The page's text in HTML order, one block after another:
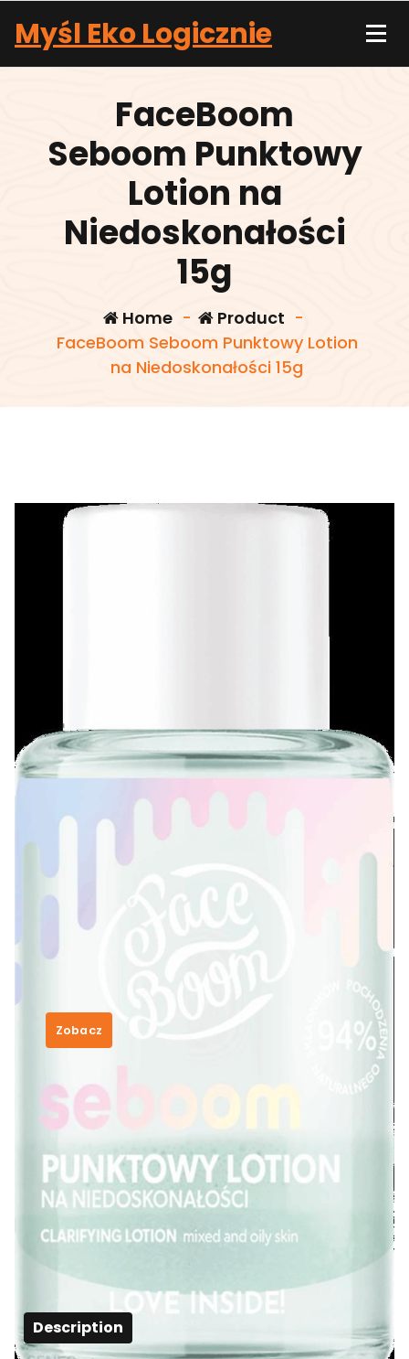
content
Myśl Eko Logicznie
FaceBoom
Seboom Punktowy
Lotion na
Niedoskonałości
15g
Home- Product -
FaceBoom Seboom Punktowy Lotion
na Niedoskonałości 15g
FaceBoom Seboom Punktowy
Lotion na Niedoskonałości 15g
Zobacz
SKU:
131a218ae4f3
Category:
Tags:co to jest durex
cyklantera na
odchudzanie opinie , elever cosmetics
ostropest w ziarnach, tigi bed head after
party
Description